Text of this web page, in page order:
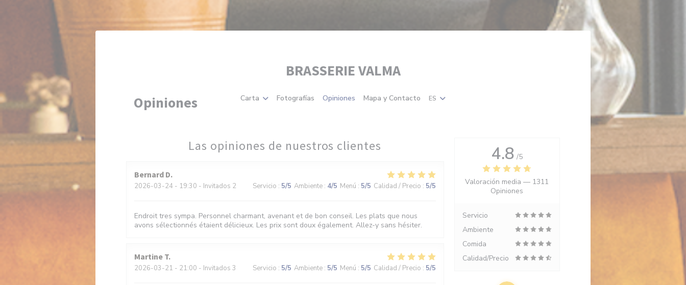
Personalización de sus opciones de cookies
BRASSERIE VALMA
Carta Fotografías Opiniones Mapa y Contacto ES
Opiniones
Las opiniones de nuestros clientes
Bernard D
2026-03-24 - 19:30 - Invitados 2 Servicio : 5/5 Ambiente: 4/5 Menú : 5/5 Calidad / Precio : 5/5
Endroit tres sympa. Personnel charmant, avenant et de bon conseil. Les plats que nous
avons sélectionnés étaient délicieux. Les prix sont doux également. Allez-y sans hésiter.
Martine T
2026-03-21 - 21:00 - Invitados 3 Servicio : 5/5 Ambiente: 5/5 Menú : 5/5 Calidad / Precio : 5/5
4.8 /5
Valoración media — 1311
Opiniones
Servicio
Ambiente
Comida
Calidad/Precio